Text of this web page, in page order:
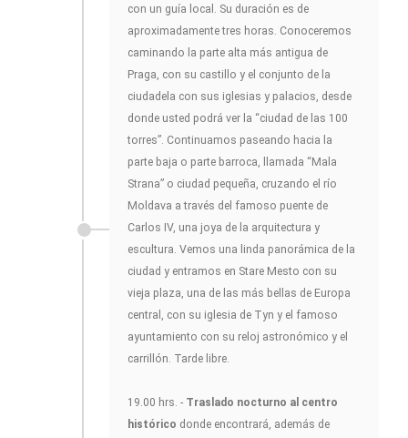
con un guía local. Su duración es de
aproximadamente tres horas. Conoceremos
caminando la parte alta más antigua de
Praga, con su castillo y el conjunto de la
ciudadela con sus iglesias y palacios, desde
donde usted podrá ver la “ciudad de las 100
torres”. Continuamos paseando hacia la
parte baja o parte barroca, llamada “Mala
Strana” o ciudad pequeña, cruzando el río
Moldava a través del famoso puente de
Carlos IV, una joya de la arquitectura y
escultura. Vemos una linda panorámica de la
ciudad y entramos en Stare Mesto con su
vieja plaza, una de las más bellas de Europa
central, con su iglesia de Tyn y el famoso
ayuntamiento con su reloj astronómico y el
carrillón. Tarde libre.
19.00 hrs. - Traslado nocturno al centro
histórico donde encontrará, además de